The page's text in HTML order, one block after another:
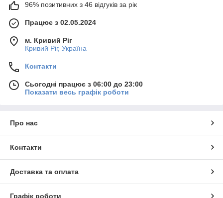
96% позитивних з 46 відгуків за рік
Працює з 02.05.2024
м. Кривий Ріг
Кривий Ріг, Україна
Контакти
Сьогодні працює з 06:00 до 23:00
Показати весь графік роботи
Про нас
Контакти
Доставка та оплата
Графік роботи